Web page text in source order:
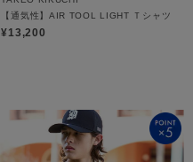
【通気性】AIR TOOL LIGHT Ｔシャツ
¥13,200